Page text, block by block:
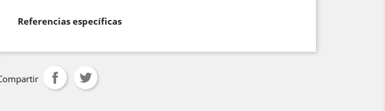
Referencias específicas